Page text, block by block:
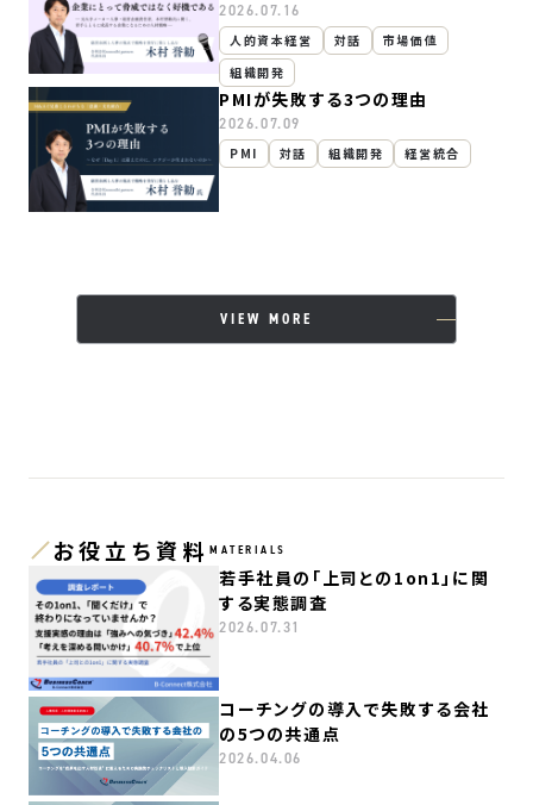
2026.07.16
人的資本経営
対話
市場価値
組織開発
PMIが失敗する3つの理由
2026.07.09
PMI
対話 組織開発 経営統合
VIEW MORE
MATERIALS
お役立ち資料
若手社員の「上司との1on1」に関
する実態調査
2026.07.31
コーチングの導入で失敗する会社
の5つの共通点
2026.04.06